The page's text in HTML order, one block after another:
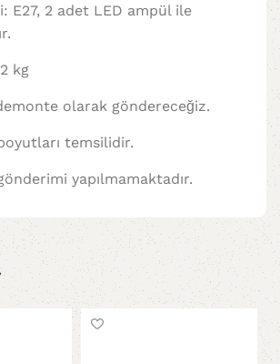
E27, 2 adet LED ampül ile
kg
olarak göndereceğiz.
temsilidir.
yapılmamaktadır.